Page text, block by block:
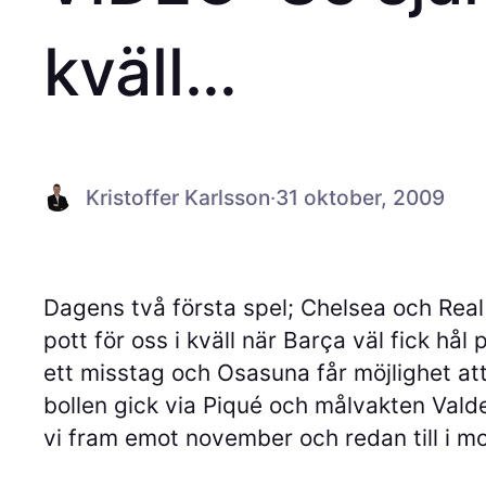
kväll…
Kristoffer Karlsson·31 oktober, 2009
Dagens två första spel; Chelsea och
pott för oss i kväll när Barça väl fick hål
ett misstag och Osasuna får möjlighet
bollen gick via Piqué och målvakten
vi fram emot november och redan till i